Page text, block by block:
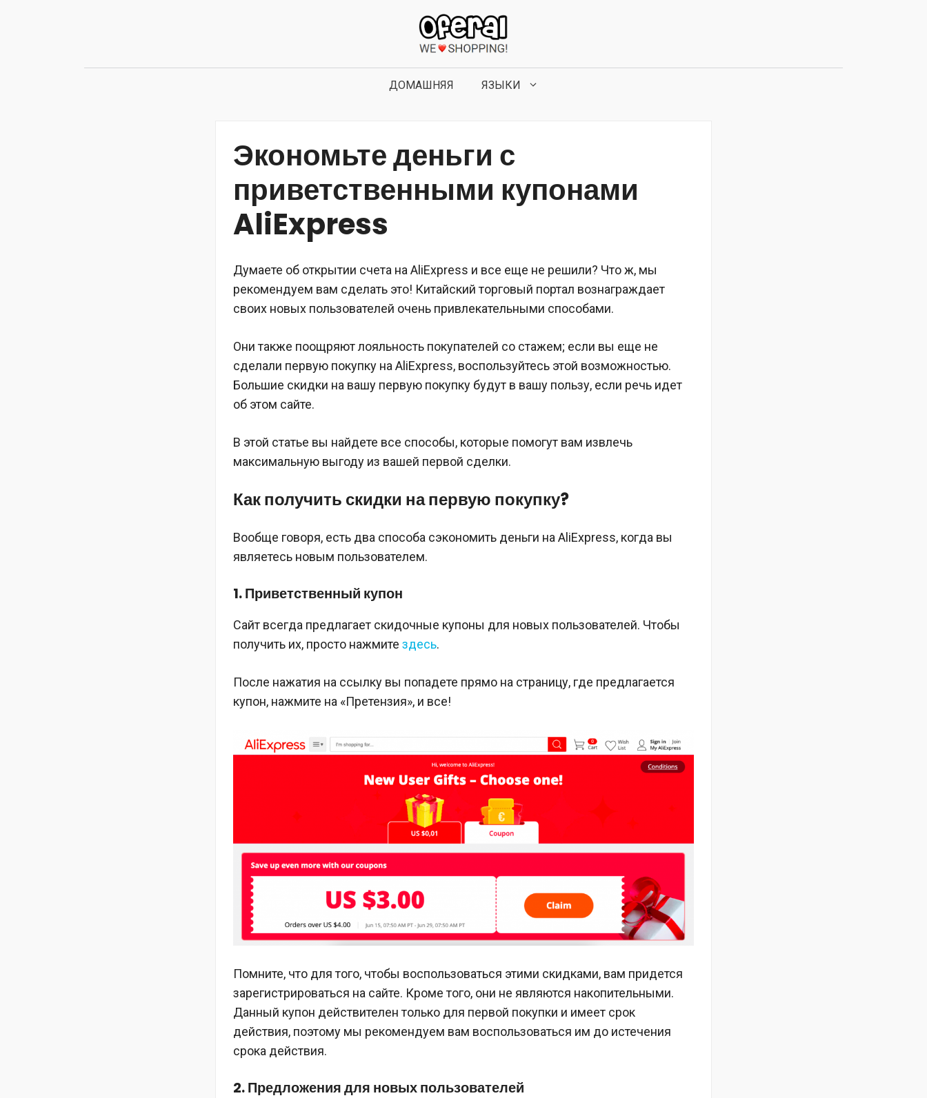
ДОМАШНЯЯ ЯЗЫКИ
Экономьте деньги с
приветственными купонами
AliExpress
Думаете об открытии счета на AliExpress и все еще не решили? Что ж, мы
рекомендуем вам сделать это! Китайский торговый портал вознаграждает
своих новых пользователей очень привлекательными способами.
Они также поощряют лояльность покупателей со стажем; если вы еще не
сделали первую покупку на AliExpress, воспользуйтесь этой возможностью.
Большие скидки на вашу первую покупку будут в вашу пользу, если речь идет
об этом сайте.
В этой статье вы найдете все способы, которые помогут вам извлечь
максимальную выгоду из вашей первой сделки.
Как получить скидки на первую покупку?
Вообще говоря, есть два способа сэкономить деньги на AliExpress, когда вы
являетесь новым пользователем.
1. Приветственный купон
Сайт всегда предлагает скидочные купоны для новых пользователей. Чтобы
получить их, просто нажмите здесь.
После нажатия на ссылку вы попадете прямо на страницу, где предлагается
купон, нажмите на «Претензия», и все!
Помните, что для того, чтобы воспользоваться этими скидками, вам придется
зарегистрироваться на сайте. Кроме того, они не являются накопительными.
Данный купон действителен только для первой покупки и имеет срок
действия, поэтому мы рекомендуем вам воспользоваться им до истечения
срока действия.
2. Предложения для новых пользователей